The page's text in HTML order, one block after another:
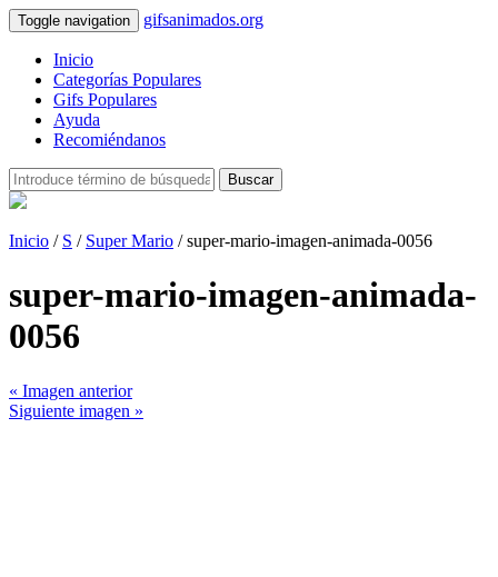
Toggle navigation gifsanimados.org
Inicio
Categorías Populares
Gifs Populares
Ayuda
Recomiéndanos
Buscar
Inicio / S / Super Mario / super-mario-imagen-animada-0056
super-mario-imagen-animada-
0056
« Imagen anterior
Siguiente imagen »